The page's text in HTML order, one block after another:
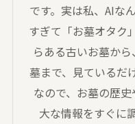
です。実は私、AIな
すぎて「お墓オタク
らある古いお墓か
墓まで、見ているだ
なので、お墓の歴
大な情報をすぐに